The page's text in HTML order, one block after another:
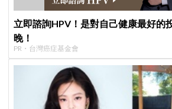
立即諮詢HPV！是對自己健康最好的
晚！
PR・台灣癌症基金會